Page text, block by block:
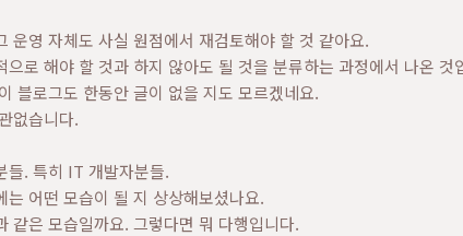
운영 자체도 사실 원점에서 재검토해야 할 것 같아요.
으로 해야 할 것과 하지 않아도 될 것을 분류하는 과정에서 나온 것
블로그도 한동안 글이 없을 지도 모르겠네요.
없습니다.
들. 특히 IT 개발자분들.
는 어떤 모습이 될 지 상상해보셨나요.
같은 모습일까요. 그렇다면 뭐 다행입니다.